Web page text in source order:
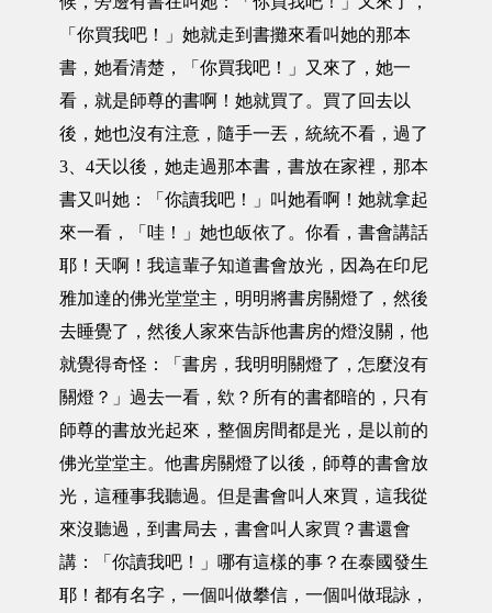
「你買我吧！」她就走到書攤來看叫她的那本
書，她看清楚，「你買我吧！」又來了，她一
看，就是師尊的書啊！她就買了。買了回去以
後，她也沒有注意，隨手一丟，統統不看，過了
3、4天以後，她走過那本書，書放在家裡，那本
書又叫她：「你讀我吧！」叫她看啊！她就拿起
來一看，「哇！」她也皈依了。你看，書會講話
耶！天啊！我這輩子知道書會放光，因為在印尼
雅加達的佛光堂堂主，明明將書房關燈了，然後
去睡覺了，然後人家來告訴他書房的燈沒關，他
就覺得奇怪：「書房，我明明關燈了，怎麼沒有
關燈？」過去一看，欸？所有的書都暗的，只有
師尊的書放光起來，整個房間都是光，是以前的
佛光堂堂主。他書房關燈了以後，師尊的書會放
光，這種事我聽過。但是書會叫人來買，這我從
來沒聽過，到書局去，書會叫人家買？書還會
講：「你讀我吧！」哪有這樣的事？在泰國發生
耶！都有名字，一個叫做攀信，一個叫做琨詠，